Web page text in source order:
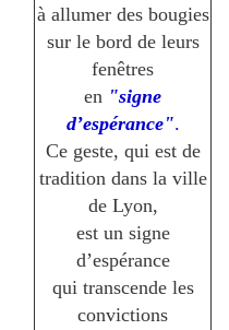
à allumer des bougies
sur le bord de leurs
fenêtres
en "signe
d’espérance".
Ce geste, qui est de
tradition dans la ville
de Lyon,
est un signe
d’espérance
qui transcende les
convictions